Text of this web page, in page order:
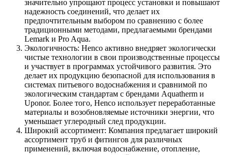
значительно упрощают процесс установки и повышают
надежность соединений, что делает их
предпочтительным выбором по сравнению с более
традиционными методами, предлагаемыми брендами
Lemark и Pro Aqua.
Экологичность: Henco активно внедряет экологически
чистые технологии в свои производственные процессы
и участвует в программах устойчивого развития. Это
делает их продукцию безопасной для использования в
системах питьевого водоснабжения и сравнимой по
экологическим стандартам с брендами Aquatherm и
Uponor. Более того, Henco использует переработанные
материалы и возобновляемые источники энергии, что
уменьшает углеродный след продукции.
Широкий ассортимент: Компания предлагает широкий
ассортимент труб и фитингов для различных
применений, включая водоснабжение, отопление,